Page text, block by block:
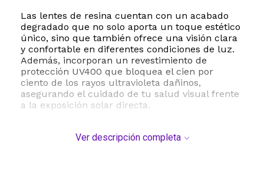
Las lentes de resina cuentan con un acabado
degradado que no solo aporta un toque estético
único, sino que también ofrece una visión clara
y confortable en diferentes condiciones de luz.
Además, incorporan un revestimiento de
protección UV400 que bloquea el cien por
ciento de los rayos ultravioleta dañinos,
asegurando el cuidado de tu salud visual frente
a la exposición solar directa.
óptimo, estas gafas presentan un ancho de lente
Ver descripción completa